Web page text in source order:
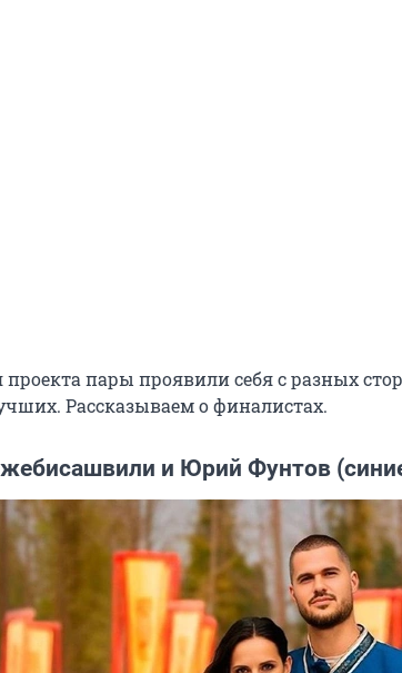
проекта пары проявили себя с разных
Рассказываем о финалистах.
и Юрий Фунтов